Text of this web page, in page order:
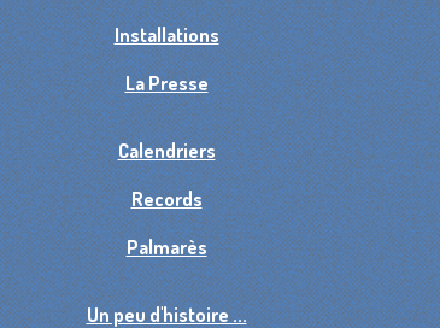
Installations
La Presse
Calendriers
Records
Palmarès
Un peu d'histoire ...